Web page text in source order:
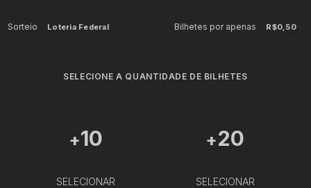
Sorteio Loteria Federal Bilhetes por apenas R$0,50
SELECIONE A QUANTIDADE DE BILHETES
+10
SELECIONAR
+20
SELECIONAR